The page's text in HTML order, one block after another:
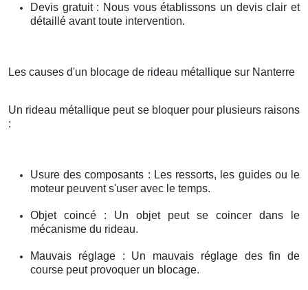
Devis gratuit : Nous vous établissons un devis clair et
détaillé avant toute intervention.
Les causes d'un blocage de rideau métallique sur Nanterre
Un rideau métallique peut se bloquer pour plusieurs raisons
:
Usure des composants : Les ressorts, les guides ou le
moteur peuvent s'user avec le temps.
Objet coincé : Un objet peut se coincer dans le
mécanisme du rideau.
Mauvais réglage : Un mauvais réglage des fin de
course peut provoquer un blocage.